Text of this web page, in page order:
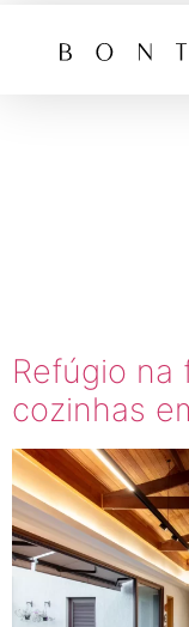
Refúgio na
cozinhas